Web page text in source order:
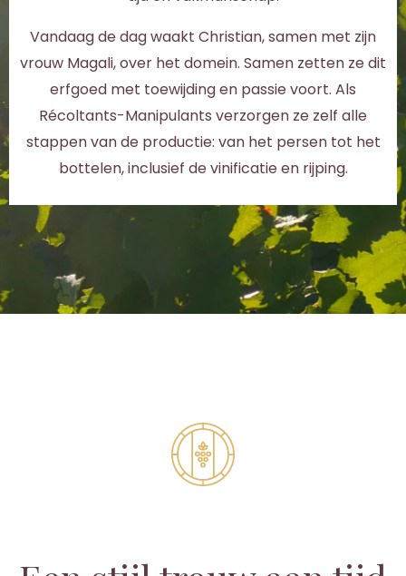
Vandaag de dag waakt Christian, samen met zijn
vrouw Magali, over het domein. Samen zetten ze dit
erfgoed met toewijding en passie voort. Als
Récoltants-Manipulants verzorgen ze zelf alle
stappen van de productie: van het persen tot het
bottelen, inclusief de vinificatie en rijping.